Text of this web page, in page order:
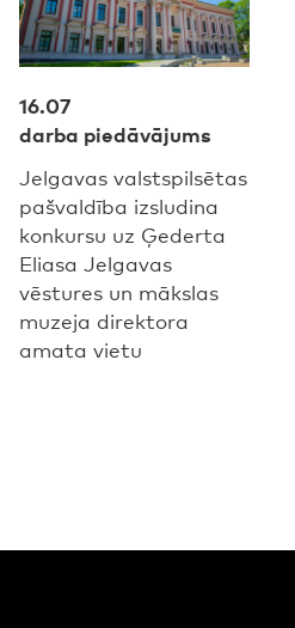
16.07
darba piedāvājums
Jelgavas valstspilsētas
pašvaldība izsludina
konkursu uz Ģederta
Eliasa Jelgavas
vēstures un mākslas
muzeja direktora
amata vietu